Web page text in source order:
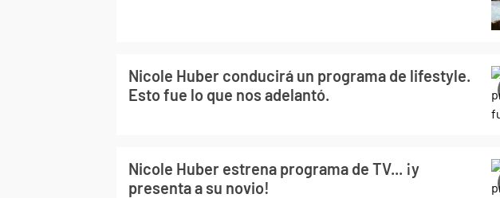
Nicole Huber conducirá un programa de lifestyle.
Esto fue lo que nos adelantó.
Nicole Huber estrena programa de TV... ¡y
presenta a su novio!